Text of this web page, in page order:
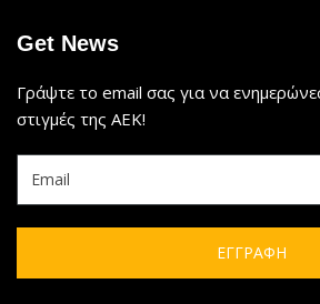
Get News
Γράψτε το email σας για να
στιγμές της ΑΕΚ!
ΕΓΓΡΑΦΗ